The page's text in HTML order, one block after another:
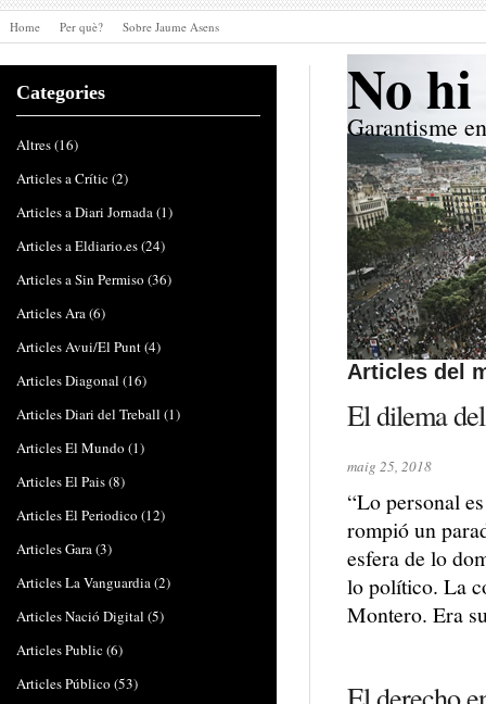
Home Per què? Sobre Jaume Asens
No
Garantisme
Articles del
El dilema
maig 25, 2018
“Lo personal
rompió un
esfera de lo
lo político. La
Montero. Era
Categories
Altres(16)
Articles a Crític(2)
Articles a Diari Jornada(1)
Articles a Eldiario.es(24)
Articles a Sin Permiso (36)
Articles Ara(6)
Articles Avui/El Punt(4)
Articles Diagonal (16)
Articles Diari del Treball (1)
Articles El Mundo (1)
Articles El Pais(8)
Articles El Periodico (12)
Articles Gara(3)
Articles La Vanguardia(2)
Articles Nació Digital (5)
Articles Public(6)
Articles Público (53)